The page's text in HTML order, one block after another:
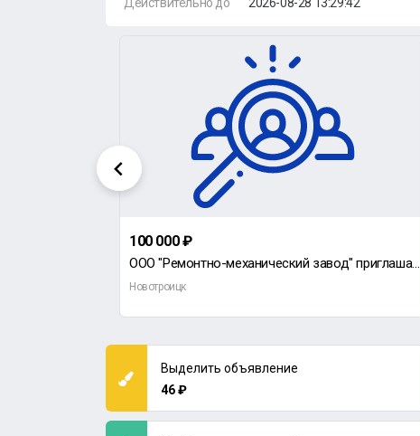
100 000 ₽
ООО "Ремонтно-механический завод" приглашает на работу фрезеровщика на портальный станок.
Новотроицк
Выделить объявление
46 ₽